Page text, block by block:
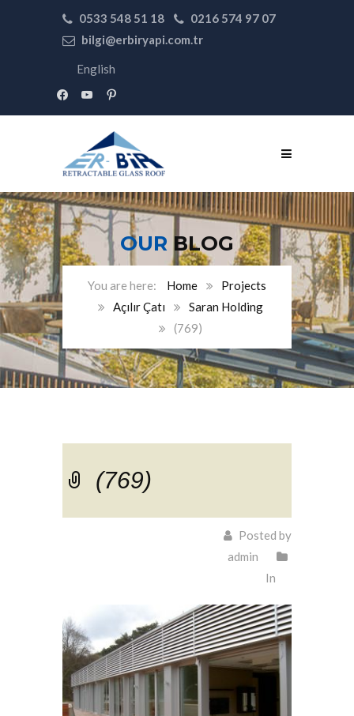
0533 548 51 18
0216 574 97 07
bilgi@erbiryapi.com.tr
English
facebookyoutubepinterest
OUR BLOG
Home
Projects
Açılır Çatı
Saran Holding
(769)
(769)
Posted by
admin
In